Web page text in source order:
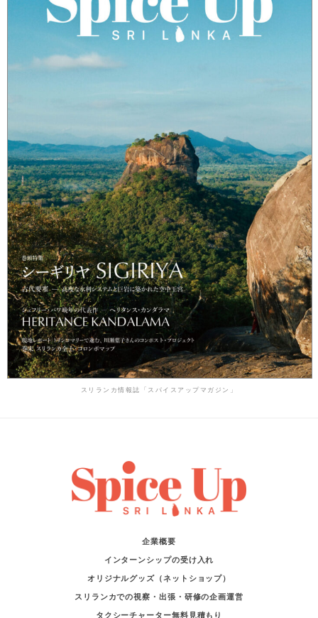
スリランカ情報誌「スパイスアップマガジン」
企業概要
インターンシップの受け入れ
オリジナルグッズ（ネットショップ）
スリランカでの視察・出張・研修の企画運営
タクシーチャーター無料見積もり